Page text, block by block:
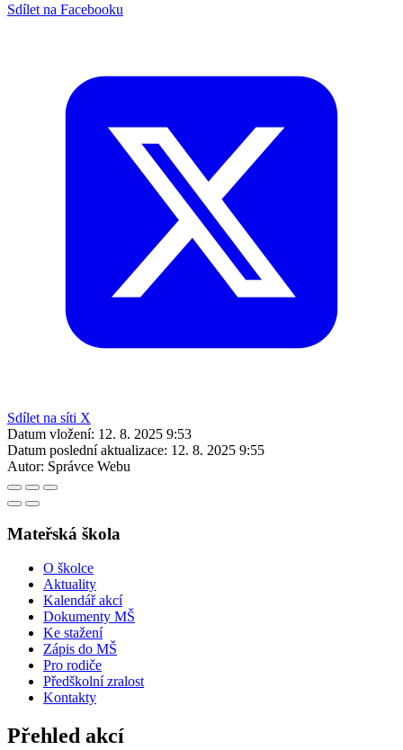
Sdílet na Facebooku
Sdílet na síti X
Datum vložení: 12. 8. 2025 9:53
Datum poslední aktualizace: 12. 8. 2025 9:55
Autor: Správce Webu
Mateřská škola
O školce
Aktuality
Kalendář akcí
Dokumenty MŠ
Ke stažení
Zápis do MŠ
Pro rodiče
Předškolní zralost
Kontakty
Přehled akcí